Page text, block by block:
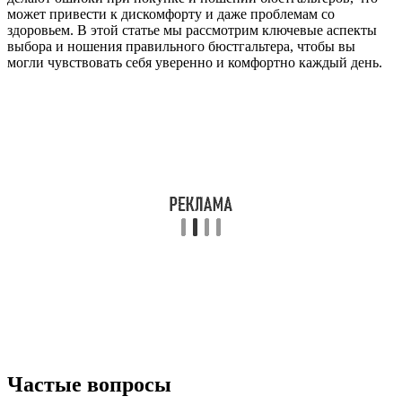
может привести к дискомфорту и даже проблемам со
здоровьем. В этой статье мы рассмотрим ключевые аспекты
выбора и ношения правильного бюстгальтера, чтобы вы
могли чувствовать себя уверенно и комфортно каждый день.
Частые вопросы